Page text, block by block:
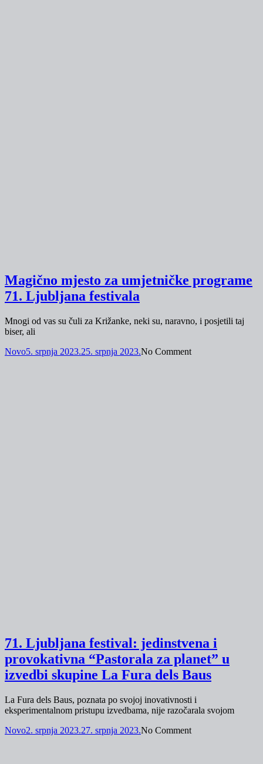
Magično mjesto za umjetničke programe
71. Ljubljana festivala
Mnogi od vas su čuli za Križanke, neki su, naravno, i posjetili taj
biser, ali
Novo5. srpnja 2023.25. srpnja 2023.No Comment
71. Ljubljana festival: jedinstvena i
provokativna “Pastorala za planet” u
izvedbi skupine La Fura dels Baus
La Fura dels Baus, poznata po svojoj inovativnosti i
eksperimentalnom pristupu izvedbama, nije razočarala svojom
Novo2. srpnja 2023.27. srpnja 2023.No Comment